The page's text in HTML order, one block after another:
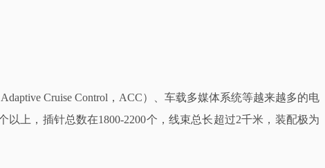
Cruise Control，ACC）、车载多媒体系统等越来越多的电
上，插针总数在1800-2200个，线束总长超过2千米，装配极为